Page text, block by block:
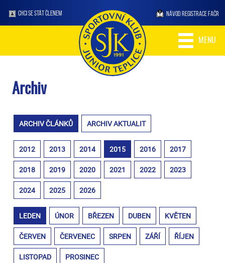
CHCI SE STÁT ČLENEM NÁVOD REGISTRACE FAČR
MENU
Archiv
ARCHIV ČLÁNKŮ ARCHIV AKTUALIT
2012 2013 2014 2015 2016 2017
2018 2019 2020 2021 2022 2023
2024 2025 2026
LEDEN ÚNOR BŘEZEN DUBEN KVĚTEN
ČERVEN ČERVENEC SRPEN ZÁŘÍ ŘÍJEN
LISTOPAD PROSINEC